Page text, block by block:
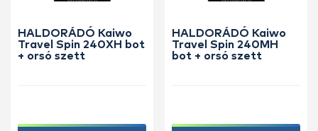
HALDORÁDÓ Kaiwo
Travel Spin 240XH bot
+ orsó szett
HALDORÁDÓ Kaiwo
Travel Spin 240MH
bot + orsó szett